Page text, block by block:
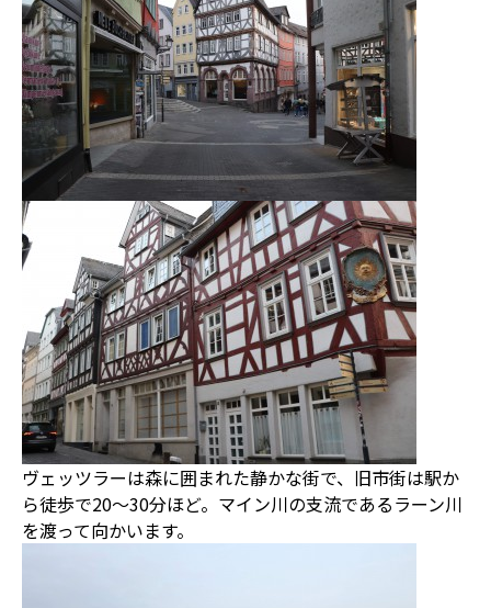
ヴェッツラーは森に囲まれた静かな街で、旧市街は駅か
ら徒歩で20〜30分ほど。マイン川の支流であるラーン川
を渡って向かいます。